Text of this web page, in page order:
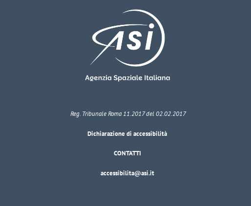
Reg. Tribunale Roma 11.2017 del 02.02.2017
Dichiarazione di accessibilità
CONTATTI
accessibilita@asi.it